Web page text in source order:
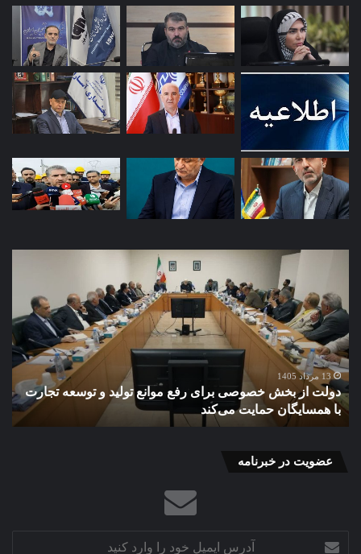
بخش
خصوصی
رفع
موانع
تولید
و
توسعه
تجارت
همسایگان
13 مرداد 1405
دولت از بخش خصوصی برای رفع موانع تولید و توسعه تجارت
با همسایگان حمایت می‌کند
در
عضویت در خبرنامه